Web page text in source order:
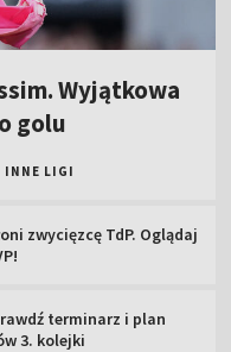
Wyjątkowa
golu
INNE LIGI
zwycięzcę TdP. Oglądaj
terminarz i plan
3. kolejki